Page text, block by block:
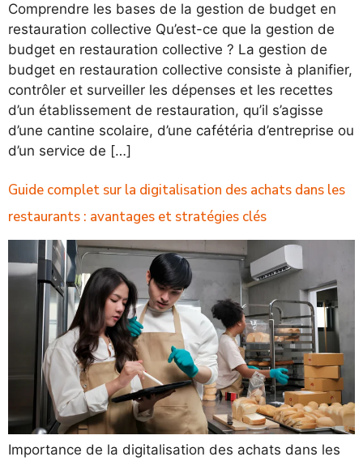
Comprendre les bases de la gestion de budget en
restauration collective Qu’est-ce que la gestion de
budget en restauration collective ? La gestion de
budget en restauration collective consiste à planifier,
contrôler et surveiller les dépenses et les recettes
d’un établissement de restauration, qu’il s’agisse
d’une cantine scolaire, d’une cafétéria d’entreprise ou
d’un service de […]
Guide complet sur la digitalisation des achats dans les
restaurants : avantages et stratégies clés
Importance de la digitalisation des achats dans les